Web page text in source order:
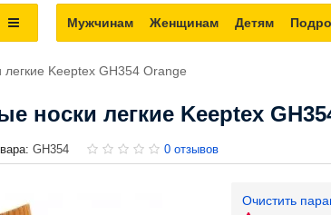
Мужчинам Женщинам Детям
Keeptex GH354 Orange
носки легкие Keeptex
GH354 0 отзывов
Очистить